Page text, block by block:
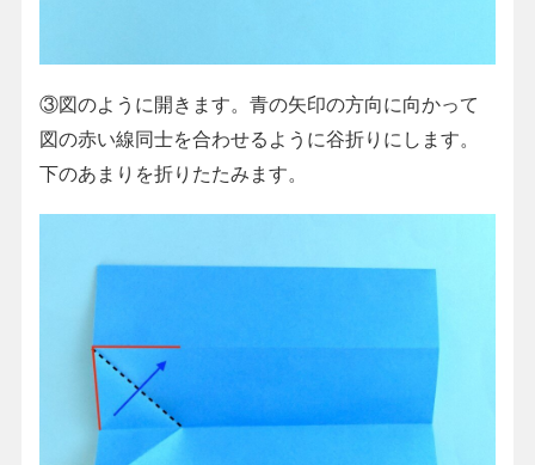
③図のように開きます。青の矢印の方向に向かって
図の赤い線同士を合わせるように谷折りにします。
下のあまりを折りたたみます。